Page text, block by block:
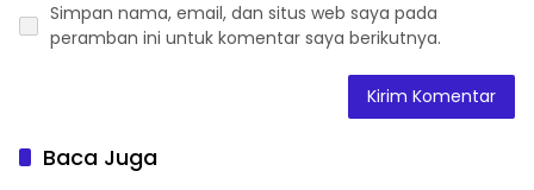
Simpan nama, email, dan situs web saya pada
peramban ini untuk komentar saya berikutnya.
Baca Juga